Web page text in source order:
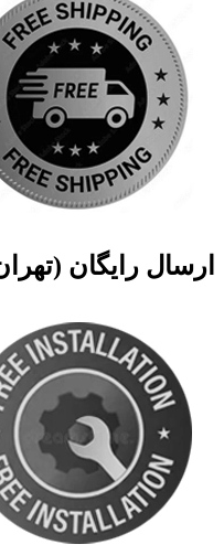
ارسال رایگان